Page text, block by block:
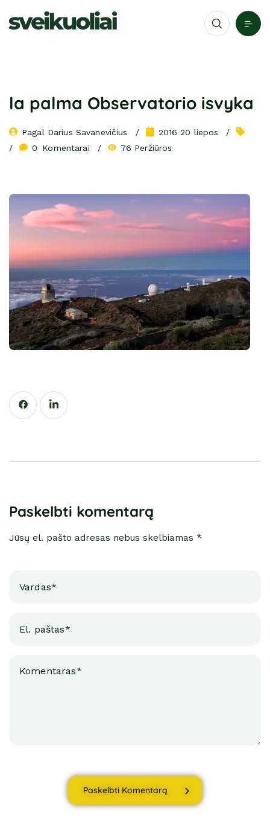
la palma Observatorio isvyka
Pagal Darius Savanevičius
2016 20 liepos
0
Komentarai 76 Peržiūros
Paskelbti komentarą
Jūsų el. pašto adresas nebus skelbiamas *
Paskelbti Komentarą